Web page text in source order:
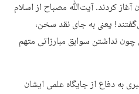
کردند. آیت‌ﷲ مصباح از اسلام
یعنی به جای نقد سخن،
چون نداشتن سوابق مبارزاتی متهم
به دفاع از جایگاه علمی ایشان